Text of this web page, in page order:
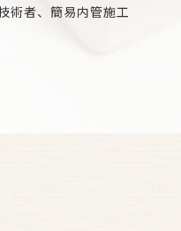
術者、簡易内管施工